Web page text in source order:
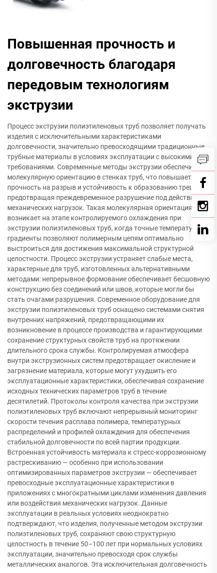
Повышенная прочность и
долговечность благодаря
передовым технологиям
экструзии
Процесс экструзии полиэтиленовых труб позволяет получать
изделия с исключительными характеристиками
долговечности, значительно превосходящими традиционные
трубные материалы в условиях эксплуатации с высокими
требованиями. Современные методы экструзии обеспечивают
молекулярную ориентацию в стенках труб, что повышает
прочность на разрыв и устойчивость к образованию трещин,
предотвращая преждевременное разрушение под действием
механических нагрузок. Такая молекулярная ориентация
возникает на этапе контролируемого охлаждения при
экструзии полиэтиленовых труб, когда точные температурные
градиенты позволяют полимерным цепям оптимально
выстроиться для достижения максимальной структурной
целостности. Процесс экструзии устраняет слабые места,
характерные для труб, изготовленных альтернативными
методами: непрерывное формование обеспечивает бесшовную
конструкцию без соединений или швов, которые могли бы
стать очагами разрушения. Современное оборудование для
экструзии полиэтиленовых труб оснащено системами снятия
внутренних напряжений, предотвращающими их
возникновение в процессе производства и гарантирующими
сохранение структурных свойств труб на протяжении
длительного срока службы. Контролируемая атмосфера
внутри экструзионных систем предотвращает окисление и
загрязнение материала, которые могут ухудшить его
эксплуатационные характеристики, обеспечивая сохранение
исходных технических параметров труб в течение
десятилетий. Протоколы контроля качества при экструзии
полиэтиленовых труб включают непрерывный мониторинг
скорости течения расплава полимера, температурных
распределений и профилей охлаждения для обеспечения
стабильной долговечности по всей партии продукции.
Встроенная устойчивость материала к стресс-коррозионному
растрескиванию — особенно при использовании
оптимизированных параметров экструзии — обеспечивает
превосходные эксплуатационные характеристики в
приложениях с многократными циклами изменения давления
или воздействия механических нагрузок. Данные
эксплуатации в реальных условиях неоднократно
подтверждают, что изделия, полученные методом экструзии
полиэтиленовых труб, сохраняют свою структурную
целостность в течение 50–100 лет при нормальных условиях
эксплуатации, значительно превосходя срок службы
металлических аналогов. Эта исключительная долговечность